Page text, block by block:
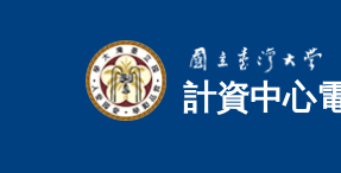
計資中心